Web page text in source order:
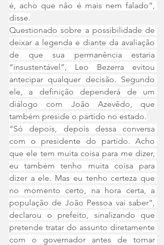
é, acho que não é mais nem falado”,
disse.
Questionado sobre a possibilidade de
deixar a legenda e diante da avaliação
de que sua permanência estaria
“insustentável”, Leo Bezerra evitou
antecipar qualquer decisão. Segundo
ele, a definição dependerá de um
diálogo com João Azevêdo, que
também preside o partido no estado.
“Só depois, depois dessa conversa
com o presidente do partido. Acho
que ele tem muita coisa para me dizer,
eu também tenho muita coisa para
dizer a ele. Mas eu tenho certeza que
no momento certo, na hora certa, a
população de João Pessoa vai saber”,
declarou o prefeito, sinalizando que
pretende tratar do assunto diretamente
com o governador antes de tornar